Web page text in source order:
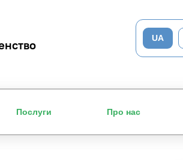
Послуги Про нас
UA